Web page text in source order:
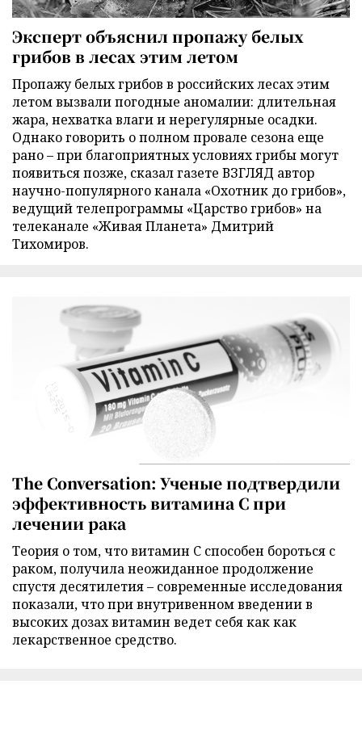
Эксперт объяснил пропажу белых
грибов в лесах этим летом
Пропажу белых грибов в российских лесах этим
летом вызвали погодные аномалии: длительная
жара, нехватка влаги и нерегулярные осадки.
Однако говорить о полном провале сезона еще
рано – при благоприятных условиях грибы могут
появиться позже, сказал газете ВЗГЛЯД автор
научно-популярного канала «Охотник до грибов»,
ведущий телепрограммы «Царство грибов» на
телеканале «Живая Планета» Дмитрий
Тихомиров.
The Conversation: Ученые подтвердили
эффективность витамина C при
лечении рака
Теория о том, что витамин C способен бороться с
раком, получила неожиданное продолжение
спустя десятилетия – современные исследования
показали, что при внутривенном введении в
высоких дозах витамин ведет себя как как
лекарственное средство.